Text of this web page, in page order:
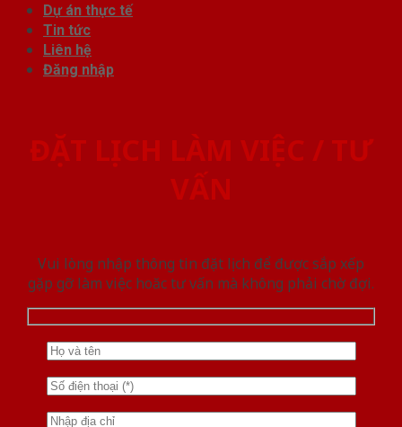
Dự án thực tế
Tin tức
Liên hệ
Đăng nhập
ĐẶT LỊCH LÀM VIỆC / TƯ
VẤN
Vui lòng nhập thông tin đặt lịch để được sắp xếp
gặp gỡ làm việc hoăc tư vấn mà không phải chờ đợi.